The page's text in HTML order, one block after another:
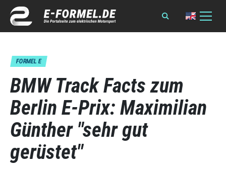
FORMEL E
BMW Track Facts zum
Berlin E-Prix: Maximilian
Günther "sehr gut
gerüstet"